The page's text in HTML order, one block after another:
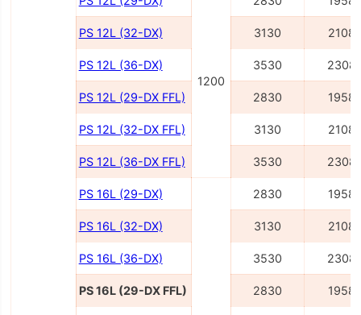
1200
PS 12L (32-DX) 3130 2108
PS 12L (36-DX) 3530 2308
PS 12L (29-DX FFL) 2830 1958
PS 12L (32-DX FFL) 3130 2108
PS 12L (36-DX FFL) 3530 2308
PS 16L (29-DX) 2830 1958
PS 16L (32-DX) 3130 2108
PS 16L (36-DX) 3530 2308
PS 16L (29-DX FFL) 2830 1958